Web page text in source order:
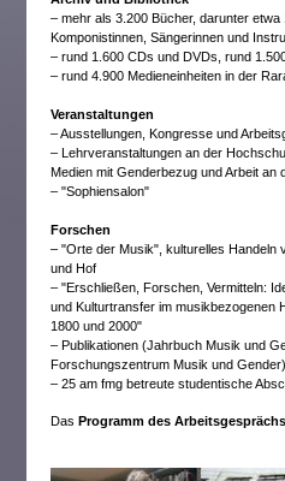
– mehr als 3.200 Bücher, darunter etwa
Komponistinnen, Sängerinnen und
– rund 1.600 CDs und DVDs, rund
– rund 4.900 Medieneinheiten in der
Veranstaltungen
– Ausstellungen, Kongresse und
– Lehrveranstaltungen an der
Medien mit Genderbezug und Arbeit an
– "Sophiensalon"
Forschen
– "Orte der Musik", kulturelles Handeln
und Hof
– "Erschließen, Forschen, Vermitteln:
und Kulturtransfer im musikbezogenen
1800 und 2000"
– Publikationen (Jahrbuch Musik und
Forschungszentrum Musik und Gender)
– 25 am fmg betreute studentische
DasProgramm des Arbeitsgesprächs